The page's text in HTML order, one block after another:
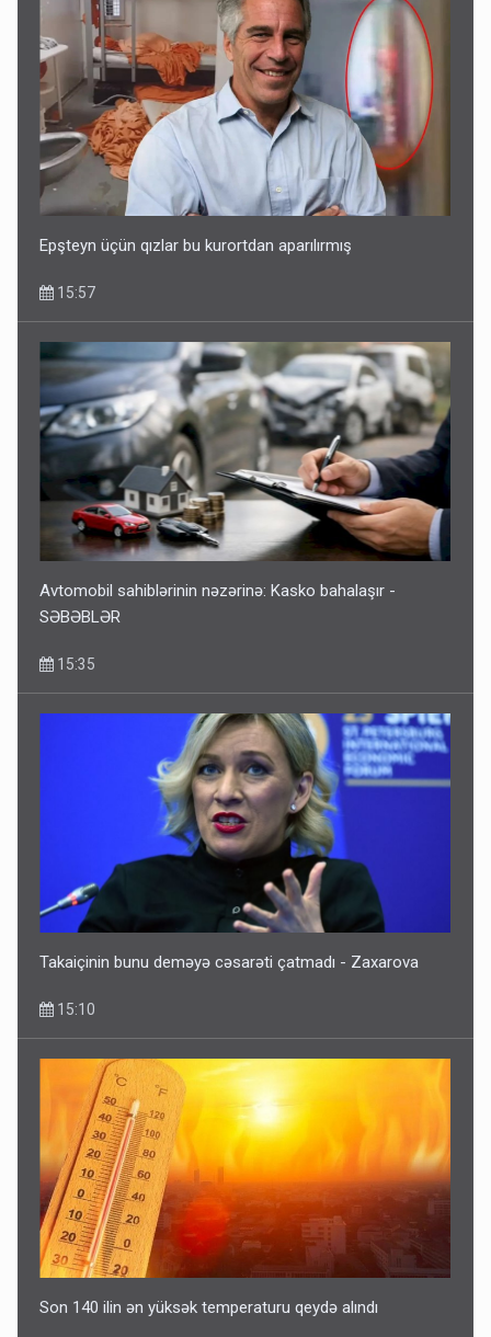
Epşteyn üçün qızlar bu kurortdan aparılırmış
15:57
Avtomobil sahiblərinin nəzərinə: Kasko bahalaşır -
SƏBƏBLƏR
15:35
Takaiçinin bunu deməyə cəsarəti çatmadı - Zaxarova
15:10
Son 140 ilin ən yüksək temperaturu qeydə alındı